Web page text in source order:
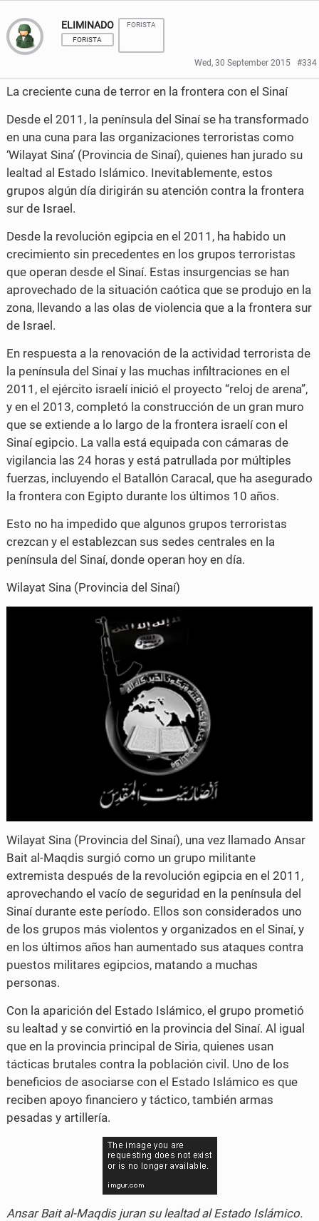
a
r
e
F
a
c
b
o
o
k
a
r
e
T
w
i
t
e
ELIMINADO
FORISTA
FORISTA
Wed, 30 September 2015 #334
La creciente cuna de terror en la frontera con el Sinaí
Desde el 2011, la península del Sinaí se ha transformado
en una cuna para las organizaciones terroristas como
‘Wilayat Sina’ (Provincia de Sinaí), quienes han jurado su
lealtad al Estado Islámico. Inevitablemente, estos
grupos algún día dirigirán su atención contra la frontera
sur de Israel.
Desde la revolución egipcia en el 2011, ha habido un
crecimiento sin precedentes en los grupos terroristas
que operan desde el Sinaí. Estas insurgencias se han
aprovechado de la situación caótica que se produjo en la
zona, llevando a las olas de violencia que a la frontera sur
de Israel.
En respuesta a la renovación de la actividad terrorista de
la península del Sinaí y las muchas infiltraciones en el
2011, el ejército israelí inició el proyecto “reloj de arena”,
y en el 2013, completó la construcción de un gran muro
que se extiende a lo largo de la frontera israelí con el
Sinaí egipcio. La valla está equipada con cámaras de
vigilancia las 24 horas y está patrullada por múltiples
fuerzas, incluyendo el Batallón Caracal, que ha asegurado
la frontera con Egipto durante los últimos 10 años.
Esto no ha impedido que algunos grupos terroristas
crezcan y el establezcan sus sedes centrales en la
península del Sinaí, donde operan hoy en día.
Wilayat Sina (Provincia del Sinaí)
Wilayat Sina (Provincia del Sinaí), una vez llamado Ansar
Bait al-Maqdis surgió como un grupo militante
extremista después de la revolución egipcia en el 2011,
aprovechando el vacío de seguridad en la península del
Sinaí durante este período. Ellos son considerados uno
de los grupos más violentos y organizados en el Sinaí, y
en los últimos años han aumentado sus ataques contra
puestos militares egipcios, matando a muchas
personas.
Con la aparición del Estado Islámico, el grupo prometió
su lealtad y se convirtió en la provincia del Sinaí. Al igual
que en la provincia principal de Siria, quienes usan
tácticas brutales contra la población civil. Uno de los
beneficios de asociarse con el Estado Islámico es que
reciben apoyo financiero y táctico, también armas
pesadas y artillería.
Ansar Bait al-Maqdis juran su lealtad al Estado Islámico.